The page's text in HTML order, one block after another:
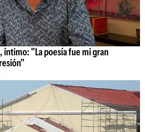
íntimo: "La poesía fue mi gran